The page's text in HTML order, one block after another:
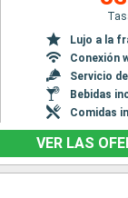
Lujo a la
Conexión
Servicio
Bebidas
Comidas
VER LAS